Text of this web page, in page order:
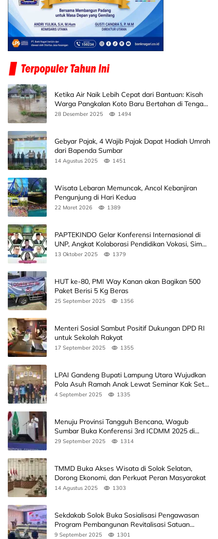
Ketika Air Naik Lebih Cepat dari Bantuan: Kisah
Warga Pangkalan Koto Baru Bertahan di Tengah
Banjir
28 Desember 2025 1494
Gebyar Pajak, 4 Wajib Pajak Dapat Hadiah Umrah
dari Bapenda Sumbar
14 Agustus 2025 1451
Wisata Lebaran Memuncak, Ancol Kebanjiran
Pengunjung di Hari Kedua
22 Maret 2026 1389
PAPTEKINDO Gelar Konferensi Internasional di
UNP, Angkat Kolaborasi Pendidikan Vokasi, Simak
Agendanya
13 Oktober 2025 1379
HUT ke-80, PMI Way Kanan akan Bagikan 500
Paket Berisi 5 Kg Beras
25 September 2025 1356
Menteri Sosial Sambut Positif Dukungan DPD RI
untuk Sekolah Rakyat
17 September 2025 1355
LPAI Gandeng Bupati Lampung Utara Wujudkan
Pola Asuh Ramah Anak Lewat Seminar Kak Seto,
Ini Jadwalnya
4 September 2025 1335
Menuju Provinsi Tangguh Bencana, Wagub
Sumbar Buka Konferensi 3rd ICDMM 2025 di
Unand
29 September 2025 1314
TMMD Buka Akses Wisata di Solok Selatan,
Dorong Ekonomi, dan Perkuat Peran Masyarakat
14 Agustus 2025 1303
Sekdakab Solok Buka Sosialisasi Pengawasan
Program Pembangunan Revitalisasi Satuan
Pendidikan
9 September 2025 1301